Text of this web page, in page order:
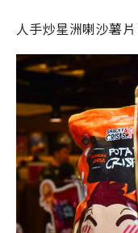
人手炒星洲喇沙薯